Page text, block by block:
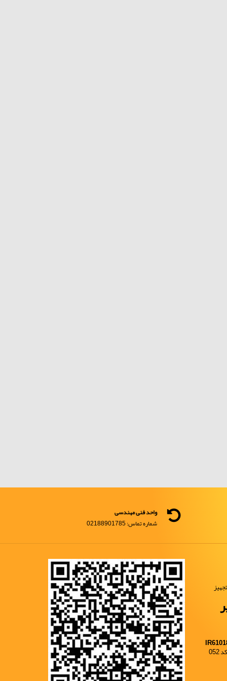
واحد فنی مهندسی
شماره تماس: 02188901785